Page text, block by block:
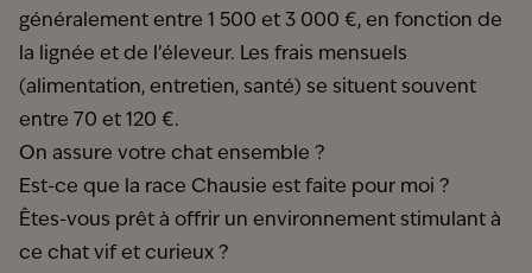
généralement entre 1 500 et 3 000 €, en fonction de
la lignée et de l’éleveur. Les frais mensuels
(alimentation, entretien, santé) se situent souvent
entre 70 et 120 €.
On assure votre chat ensemble ?
Est-ce que la race Chausie est faite pour moi ?
Êtes-vous prêt à offrir un environnement stimulant à
ce chat vif et curieux ?